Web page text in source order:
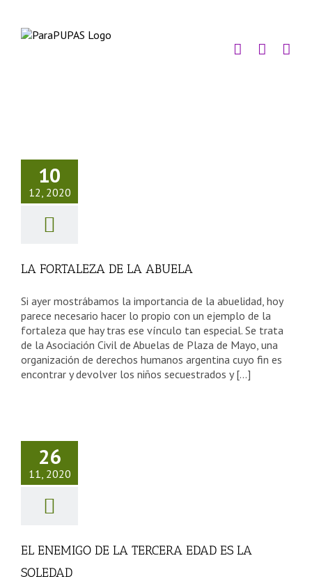
contenido
10
12, 2020
ABUELA
Tercera Edad
LA FORTALEZA DE LA ABUELA
Si ayer mostrábamos la importancia de la abuelidad, hoy
parece necesario hacer lo propio con un ejemplo de la
fortaleza que hay tras ese vínculo tan especial. Se trata
de la Asociación Civil de Abuelas de Plaza de Mayo, una
organización de derechos humanos argentina cuyo fin es
encontrar y devolver los niños secuestrados y [...]
26
11, 2020
TERCERA
ES LA
EL ENEMIGO DE LA TERCERA EDAD ES LA
SOLEDAD